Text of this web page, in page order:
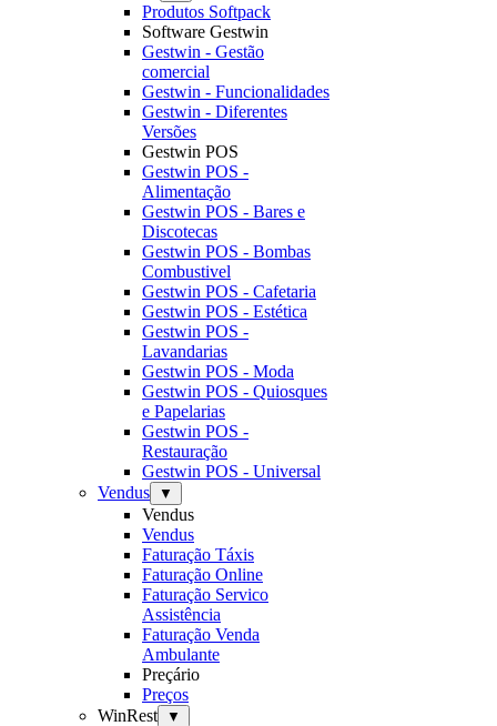
Produtos Softpack
Software Gestwin
Gestwin - Gestão
comercial
Gestwin - Funcionalidades
Gestwin - Diferentes
Versões
Gestwin POS
Gestwin POS -
Alimentação
Gestwin POS - Bares e
Discotecas
Gestwin POS - Bombas
Combustivel
Gestwin POS - Cafetaria
Gestwin POS - Estética
Gestwin POS -
Lavandarias
Gestwin POS - Moda
Gestwin POS - Quiosques
e Papelarias
Gestwin POS -
Restauração
Gestwin POS - Universal
Vendus
▼
Vendus
Vendus
Faturação Táxis
Faturação Online
Faturação Servico
Assistência
Faturação Venda
Ambulante
Preçário
Preços
WinRest
▼